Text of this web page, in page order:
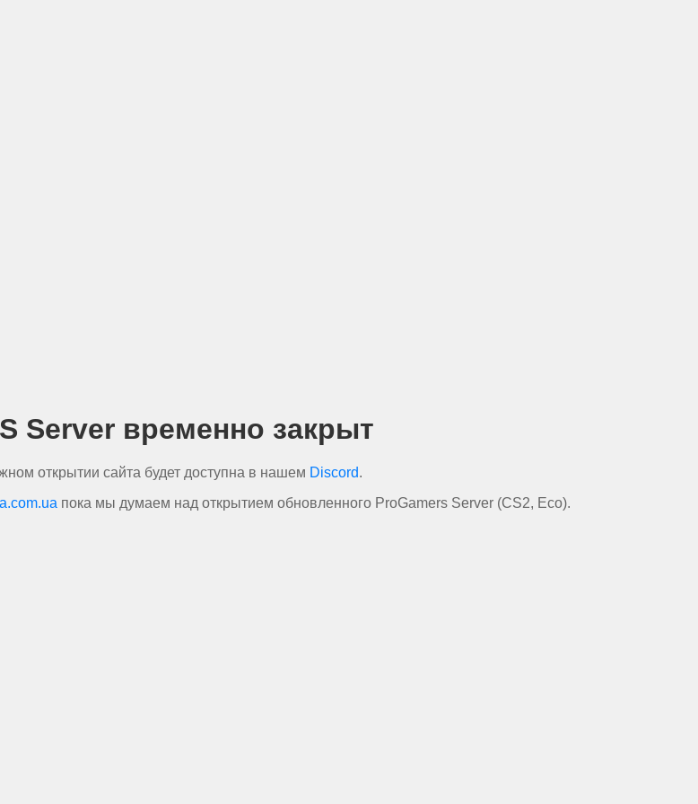
Server временно закрыт
открытии сайта будет доступна в нашем Discord.
пока мы думаем над открытием обновленного ProGamers Server (CS2, Eco).